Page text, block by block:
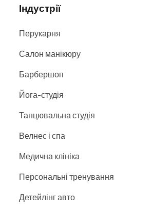
Індустрії
Перукарня
Салон манікюру
Барбершоп
Йога-студія
Танцювальна студія
Велнес і спа
Медична клініка
Персональні тренування
Детейлінг авто